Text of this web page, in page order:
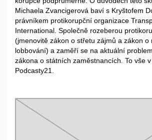
Michaela Zvancigerová baví s Kryštofem
právníkem protikorupční organizace
International. Společně rozeberou
(jmenovitě zákon o střetu zájmů a zákon o
lobbování) a zaměří se na aktuální
zákona o státních zaměstnancích. To vše
Podcasty21.